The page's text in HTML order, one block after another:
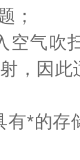
；
气吹
，因
*的存